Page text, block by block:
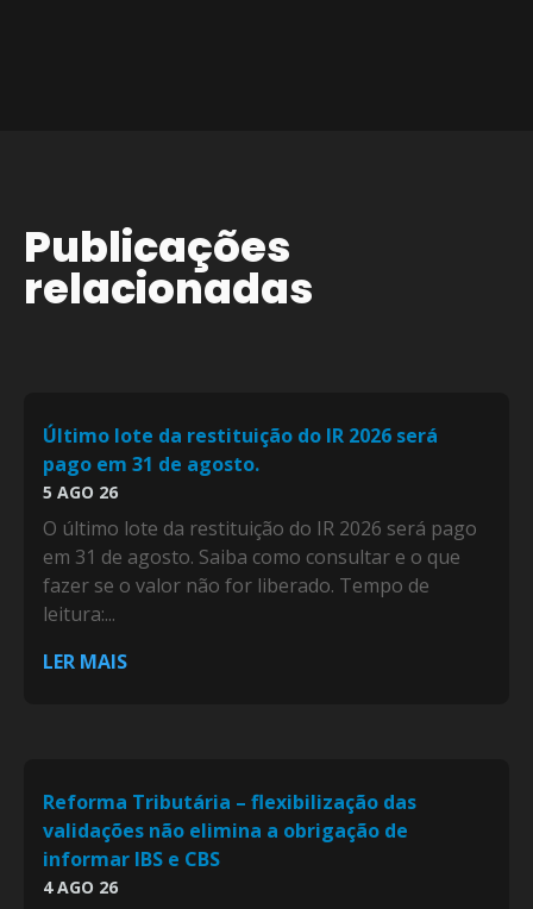
Publicações
relacionadas
Último lote da restituição do IR 2026 será
pago em 31 de agosto.
5 AGO 26
O último lote da restituição do IR 2026 será pago
em 31 de agosto. Saiba como consultar e o que
fazer se o valor não for liberado. Tempo de
leitura:...
LER MAIS
Reforma Tributária – flexibilização das
validações não elimina a obrigação de
informar IBS e CBS
4 AGO 26